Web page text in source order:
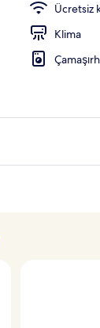
Ücretsiz
Klima